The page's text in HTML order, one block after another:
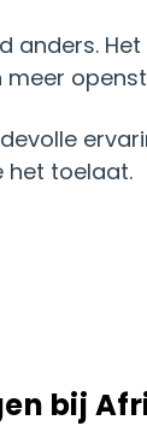
anders.
meer
het toelaat.
bij